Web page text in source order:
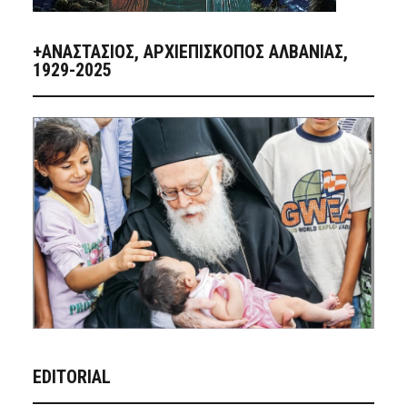
+ΑΝΑΣΤΆΣΙΟΣ, ΑΡΧΙΕΠΊΣΚΟΠΟΣ ΑΛΒΑΝΊΑΣ,
1929-2025
EDITORIAL